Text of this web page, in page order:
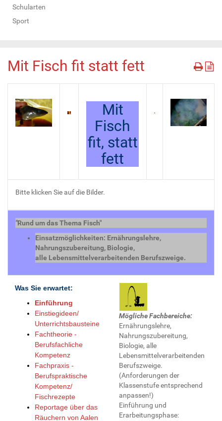
Schularten
Sport
Mit Fisch fit statt fett
Mit
Fisch
fit, statt
fett
Bitte klicken Sie auf die Bilder.
"Rund um das Thema Fisch"
Einsatzmöglichkeiten: Ernährungslehre,
Nahrungszubereitung, Biologie,
alle Lebensmittelverarbeitenden Berufszweige.
Was Sie erwartet:
Einführung
Einstiegideen/
Unterrichtsbausteine
Fachtheorie -
Berufsfachliche
Kompetenz
Fachpraxis -
Berufspraktische
Kompetenz/
Fischrezepte
Reportage über das
Räuchern von Aalen
Mögliche Fachbereiche:
Ernährungslehre,
Nahrungszubereitung,
Biologie, alle
Lebensmittelverarbeitenden
Berufszweige.
(Anforderungen der
Klassenstufe entsprechend
anpassen!)
Einführung und
Erarbeitungsphase: